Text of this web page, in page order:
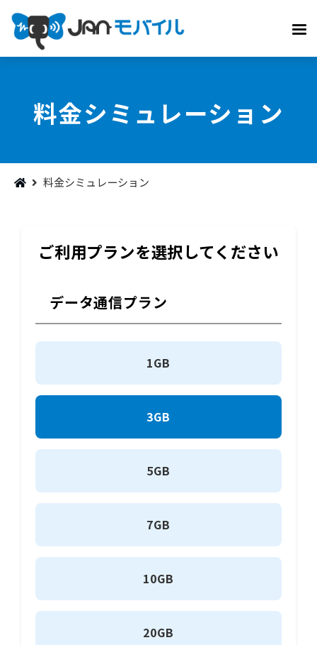
料金シミュレーション
料金シミュレーション
ご利用プランを選択してください
データ通信プラン
1GB
3GB
5GB
7GB
10GB
20GB